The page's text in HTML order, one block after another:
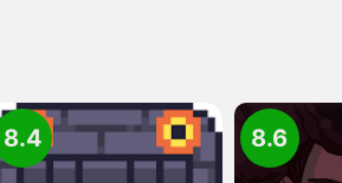
8.4 8.6